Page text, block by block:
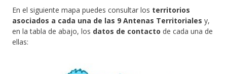
En el siguiente mapa puedes consultar los territorios
asociados a cada una de las 9 Antenas Territoriales y,
en la tabla de abajo, los datos de contacto de cada una de
ellas: